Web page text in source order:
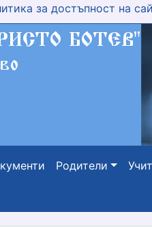
за достъпност на
Родители